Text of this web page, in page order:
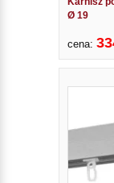
Ø 19
cena: